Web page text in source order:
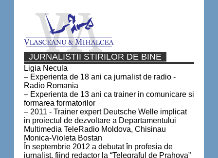
JURNALISTII STIRILOR DE BINE
Ligia Necula
– Experienta de 18 ani ca jurnalist de radio -
Radio Romania
– Experienta de 13 ani ca trainer in comunicare si
formarea formatorilor
– 2011 - Trainer expert Deutsche Welle implicat
in proiectul de dezvoltare a Departamentului
Multimedia TeleRadio Moldova, Chisinau
Monica-Violeta Bostan
În septembrie 2012 a debutat în profesia de
jurnalist, fiind redactor la “Telegraful de Prahova”